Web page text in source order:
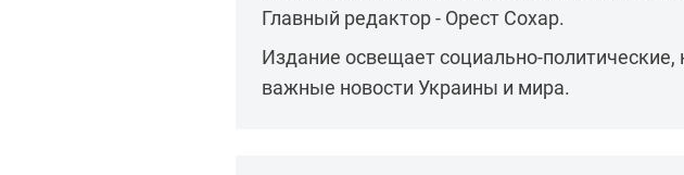
Главный редактор - Орест Сохар.
Издание освещает социально-политические,
важные новости Украины и мира.